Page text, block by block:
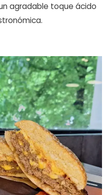
agradable toque ácido